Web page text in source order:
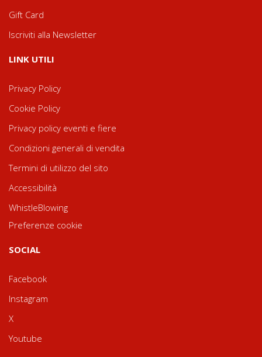
Gift Card
Iscriviti alla Newsletter
LINK UTILI
Privacy Policy
Cookie Policy
Privacy policy eventi e fiere
Condizioni generali di vendita
Termini di utilizzo del sito
Accessibilità
WhistleBlowing
Preferenze cookie
SOCIAL
Facebook
Instagram
X
Youtube